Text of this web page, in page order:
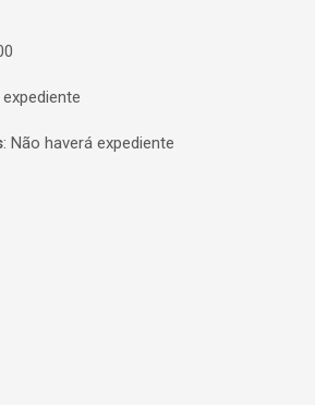
: Não haverá expediente